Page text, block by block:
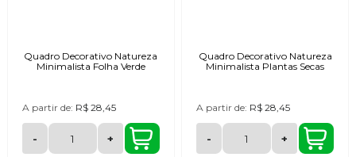
Quadro Decorativo Natureza
Minimalista Folha Verde
A partir de: R$ 28,45
- +
Quadro Decorativo Natureza
Minimalista Plantas Secas
A partir de: R$ 28,45
- +